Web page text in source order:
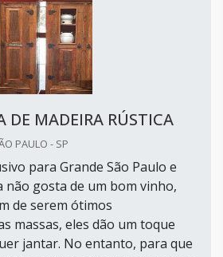
DE MADEIRA RÚSTICA
PAULO - SP
para Grande São Paulo e
não gosta de um bom vinho,
de serem ótimos
massas, eles dão um toque
jantar. No entanto, para que